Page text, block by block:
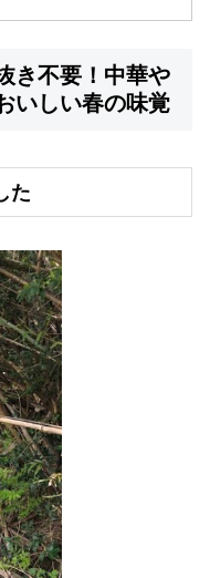
き不要！中華や
いしい春の味覚
た